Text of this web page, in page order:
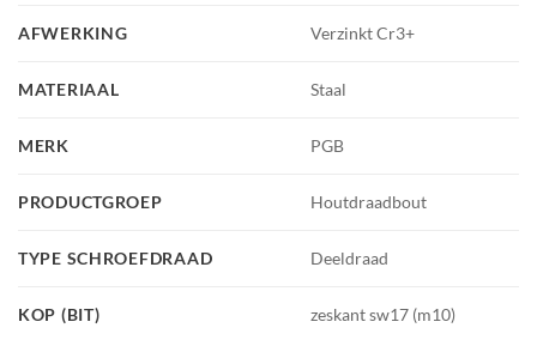
AFWERKING Verzinkt Cr3+
MATERIAAL Staal
MERK PGB
PRODUCTGROEP Houtdraadbout
TYPE SCHROEFDRAAD Deeldraad
KOP (BIT) zeskant sw17 (m10)